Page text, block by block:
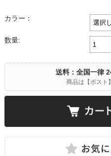
カラー：
数量:
送料：全国一律
商品は【ポスト